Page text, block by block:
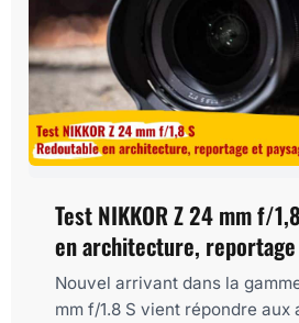
Test NIKKOR Z 24 mm f/
en architecture, reportage
Nouvel arrivant dans la
mm f/1.8 S vient répondre aux